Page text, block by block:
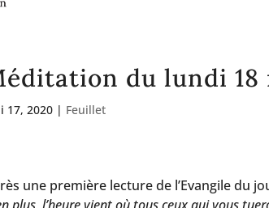
du lundi 18
17, 2020 | Feuillet
une première lecture de l’Evangile du